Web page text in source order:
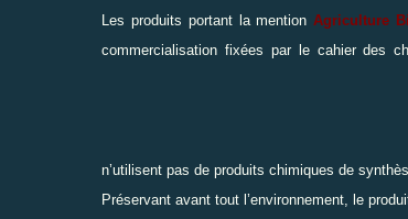
Les produits portant la mention Agriculture
commercialisation fixées par le cahier des
n’utilisent pas de produits chimiques de
Préservant avant tout l’environnement, le